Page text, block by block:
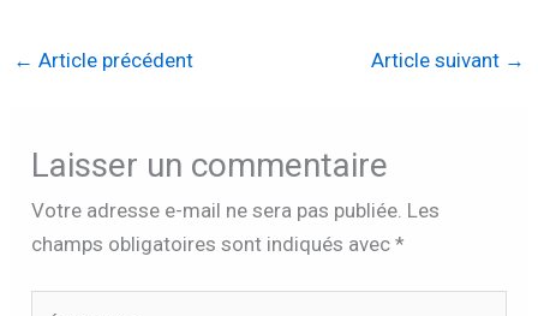
← Article précédent Article suivant →
Laisser un commentaire
Votre adresse e-mail ne sera pas publiée. Les
champs obligatoires sont indiqués avec*